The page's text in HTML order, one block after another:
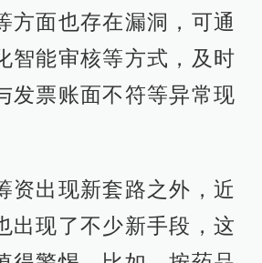
方面也存在漏洞，可通
智能审核等方式，及时
发票账面不符等异常现
资出现新套路之外，近
出现了不少新手段，这